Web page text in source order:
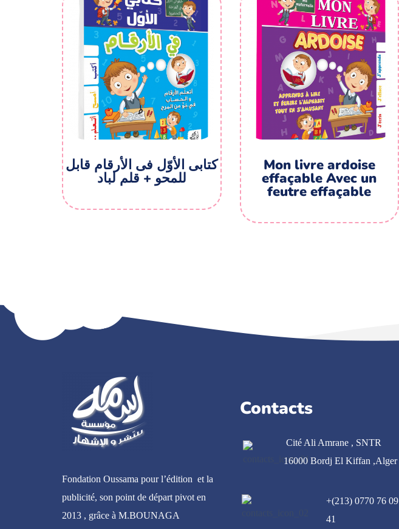
کتابی الأوّل فی الأرقام قابل
للمحو + قلم لباد
Mon livre ardoise
effaçable Avec un
feutre effaçable
Fondation Oussama pour l’édition et la
publicité, son point de départ pivot en
2013 , grâce à M.BOUNAGA
Contacts
Cité Ali Amrane , SNTR
16000 Bordj El Kiffan ,Alger
+(213) 0770 76 09
41